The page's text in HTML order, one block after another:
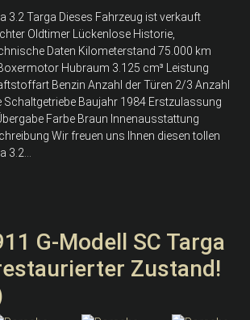
3.2 Targa Dieses Fahrzeug ist verkauft
Oldtimer Lückenlose Historie,
Daten Kilometerstand 75.000 km
Hubraum 3.125 cm³ Leistung
Benzin Anzahl der Türen 2/3 Anzahl
Schaltgetriebe Baujahr 1984 Erstzulassung
Farbe Braun Innenausstattung
Wir freuen uns Ihnen diesen tollen
3.2...
G-Modell SC Targa
Zustand!